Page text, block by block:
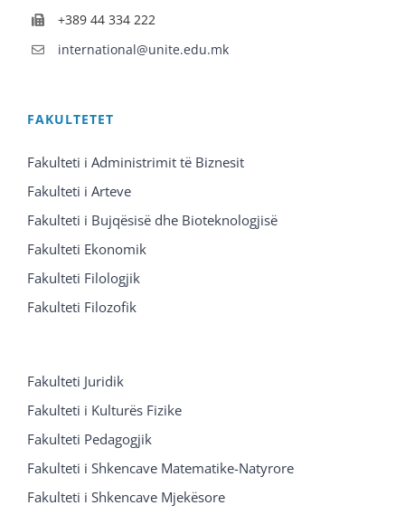
+389 44 334 222
international@unite.edu.mk
FAKULTETET
Fakulteti i Administrimit të Biznesit
Fakulteti i Arteve
Fakulteti i Bujqësisë dhe Bioteknologjisë
Fakulteti Ekonomik
Fakulteti Filologjik
Fakulteti Filozofik
Fakulteti Juridik
Fakulteti i Kulturës Fizike
Fakulteti Pedagogjik
Fakulteti i Shkencave Matematike-Natyrore
Fakulteti i Shkencave Mjekësore